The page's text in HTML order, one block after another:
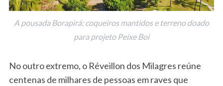
A pousada Borapirá: coqueiros mantidos e terreno doado
para projeto Peixe Boi
No outro extremo, o Réveillon dos Milagres reúne
centenas de milhares de pessoas em raves que